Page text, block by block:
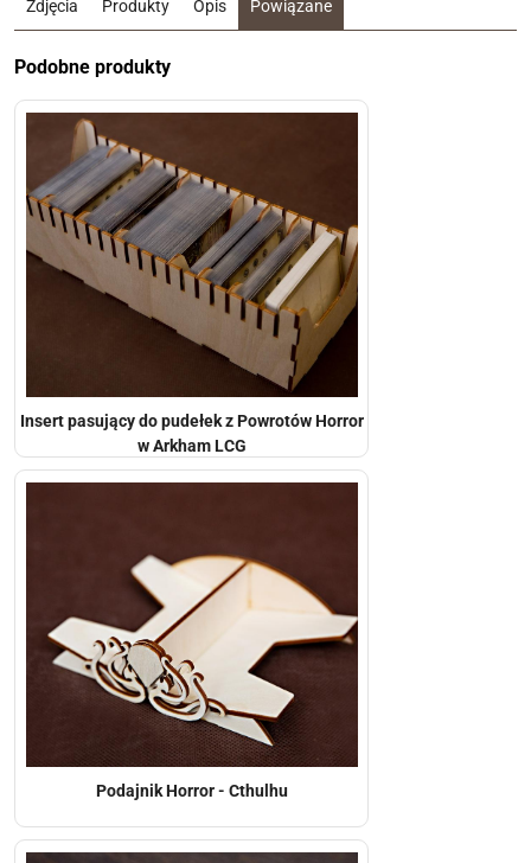
Zdjęcia Produkty Opis Powiązane
Podobne produkty
Insert pasujący do pudełek z Powrotów Horror
w Arkham LCG
Podajnik Horror - Cthulhu